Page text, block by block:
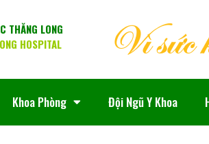
THĂNG LONG
HOSPITAL
Khoa Phòng Đội Ngũ Y Khoa